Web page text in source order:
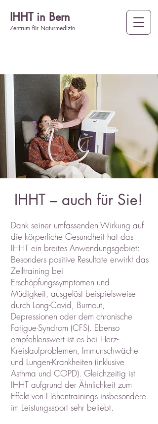
IHHT in Bern
Zentrum für Naturmedizin
IHHT – auch für Sie!
Dank seiner umfassenden Wirkung auf
die körperliche Gesundheit hat das
IHHT ein breites Anwendungsgebiet:
Besonders positive Resultate erwirkt das
Zelltraining bei
Erschöpfungssymptomen und
Müdigkeit, ausgelöst beispielsweise
durch Long-Covid, Burnout,
Depressionen oder dem chronische
Fatigue-Syndrom (CFS). Ebenso
empfehlenswert ist es bei Herz-
Kreislaufproblemen, Immunschwäche
und Lungen-Krankheiten (inklusive
Asthma und COPD). Gleichzeitig ist
IHHT aufgrund der Ähnlichkeit zum
Effekt von Höhentrainings insbesondere
im Leistungssport sehr beliebt.